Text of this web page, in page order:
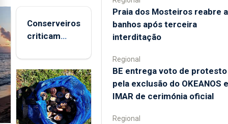
Conserveiros
criticam
brancas com
selo Marca
Açores
Praia dos Mosteiros reabre a
banhos após terceira
interditação
Regional
BE entrega voto de protesto
pela exclusão do OKEANOS e
IMAR de cerimónia oficial
Regional